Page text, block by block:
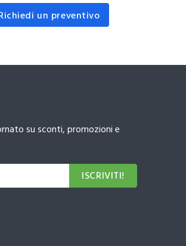
un preventivo
su sconti, promozioni e
ISCRIVITI!